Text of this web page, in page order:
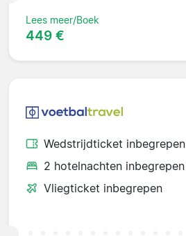
Lees meer/Boek
449 €
Wedstrijdticket inbegrepen
2 hotelnachten inbegrepen
Vliegticket inbegrepen